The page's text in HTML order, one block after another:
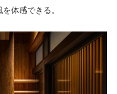
体感できる。